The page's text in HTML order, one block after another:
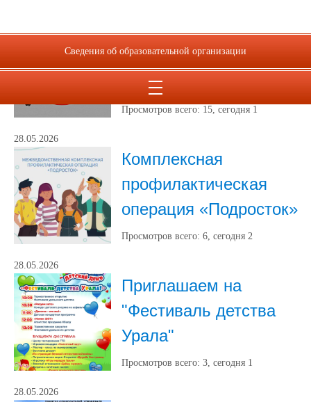
31 мая отмечается
Всемирный день без
табака
Просмотров всего: 15, сегодня 1
28.05.2026
Комплексная
профилактическая
операция «Подросток»
Просмотров всего: 6, сегодня 2
28.05.2026
Приглашаем на
"Фестиваль детства
Урала"
Просмотров всего: 3, сегодня 1
28.05.2026
Сведения об образовательной организации